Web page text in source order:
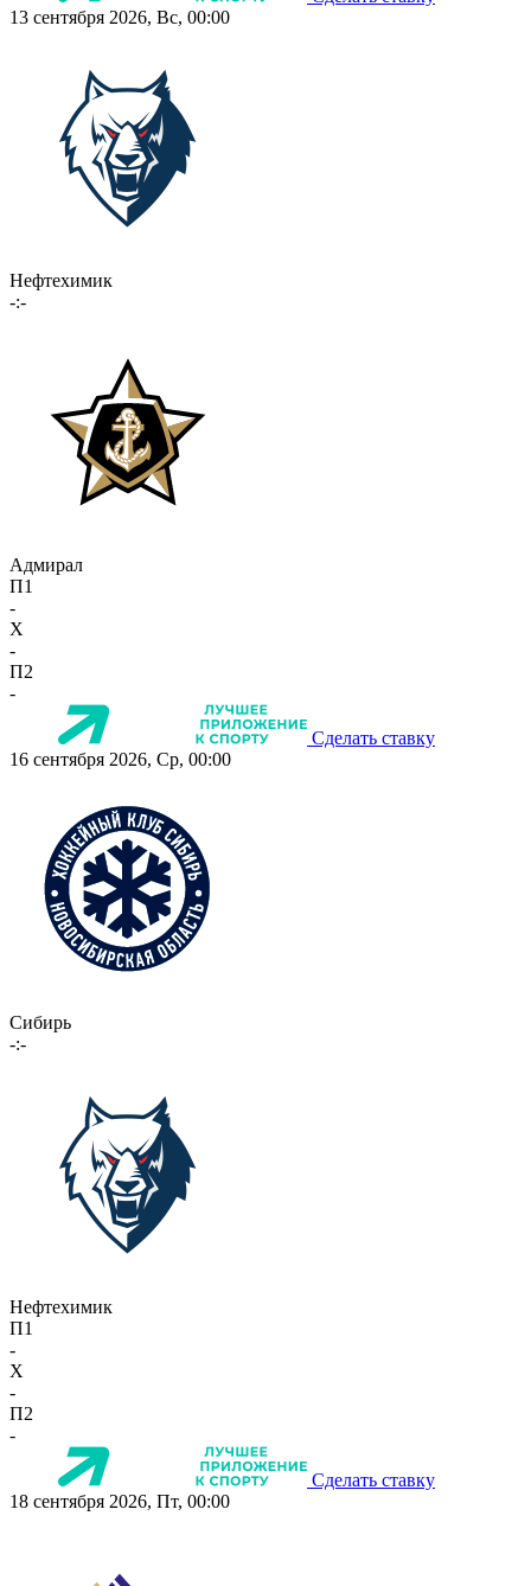
13 сентября 2026, Вс, 00:00
Нефтехимик
-:-
Адмирал
П1
-
X
-
П2
-
Сделать ставку
16 сентября 2026, Ср, 00:00
Сибирь
-:-
Нефтехимик
П1
-
X
-
П2
-
Сделать ставку
18 сентября 2026, Пт, 00:00